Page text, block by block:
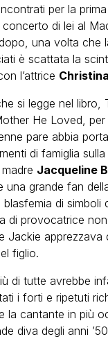
per la
di lei al
una volta che
è scattata la
l’attrice
si legge nel libro,
He Loved,
pare abbia
di famiglia
Jacqueline
una grande fan
blasfemia di simboli
di provocatrice
Jackie apprezzava
figlio.
di tutte avrebbe
i forti e ripetuti
la cantante in più
diva degli anni